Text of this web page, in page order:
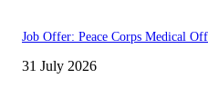
Job Offer: Peace Corps Medical
31 July 2026